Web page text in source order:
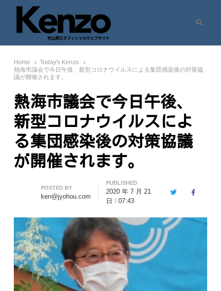
七転八起 – 村山憲三 Official Site
村山憲三ウェブサイト
Home
Today's Kenzo
熱海市議会で今日午後、新型コロナウイルスによる集団感染後の対策協
議が開催されます。
熱海市議会で今日午後、
新型コロナウイルスによ
る集団感染後の対策協議
が開催されます。
Author
POSTED BY
ken@jyohou.com
PUBLISHED
2020 年 7 月 21
日
07:43
TwitterFacebook